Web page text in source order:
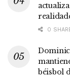
0
béisbol